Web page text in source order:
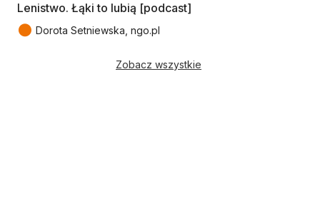
Lenistwo. Łąki to lubią [podcast]
● Dorota Setniewska, ngo.pl
Zobacz wszystkie